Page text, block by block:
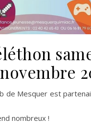
novembre
nombreux !